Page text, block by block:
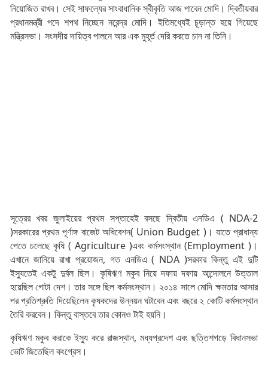
নিয়োজিত রাখব। সেই সাফল্যের সাংবাধানিক স্বীকৃতি আজ পাবেন মোদি। দ্বিতীয়বার
প্রধানমন্ত্রী পদে শপথ নিচ্ছেন নরেন্দ্র মোদি। ইতিমধ্যেই চূড়ান্ত হয়ে গিয়েছে
মন্ত্রিসভা। সংসদীয় দায়িত্ব পালনে আর এক মুহূর্ত দেরি করতে চান না তিনি।
সূত্রের খবর জুলাইয়ের প্রথম সপ্তাহেই বসছে দ্বিতীয় এনডিএ ( NDA-2
)সরকারের প্রথম পূর্ণাঙ্গ বাজেট অধিবেশন( Union Budget )। যাতে প্রাধান্য
পেতে চলেছে কৃষি ( Agriculture )এবং কর্মসংস্থান (Employment )।
এখানে জানিয়ে রাখা প্রয়োজন, গত এনডিএ ( NDA )সরকার কিন্তু এই দুটি
ইস্যুতেই একটু দুর্বল ছিল। কৃষিঋণ মকুব নিয়ে দফায় দফায় আন্দোলনে উত্তাল
হয়েছিল গোটা দেশ। তার সঙ্গে ছিল কর্মসংস্থান। ২০১৪ সালে মোদি ক্ষমতায় আসার
পর প্রতিশ্রুতি দিয়েছিলেন কৃষকদের উন্নয়ন ঘটাবেন এবং বছরে ২ কোটি কর্মসংস্থান
তৈরি করবেন। কিন্তু বাস্তবে তার কোনও টাই হয়নি।
কৃষিঋণ মকুব করাকে ইস্যু করে রাজস্থান, মধ্যপ্রদেশ এবং ছত্তিশগড়ে বিধানসভা
ভোট জিতেছিল কংগ্রেস।